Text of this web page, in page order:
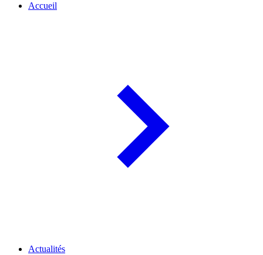
Accueil
Actualités